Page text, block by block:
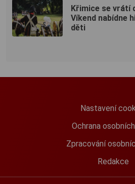
Křimice se vrátí
Víkend nabídne
děti
Nastavení
Ochrana
Zpracování
Redakce